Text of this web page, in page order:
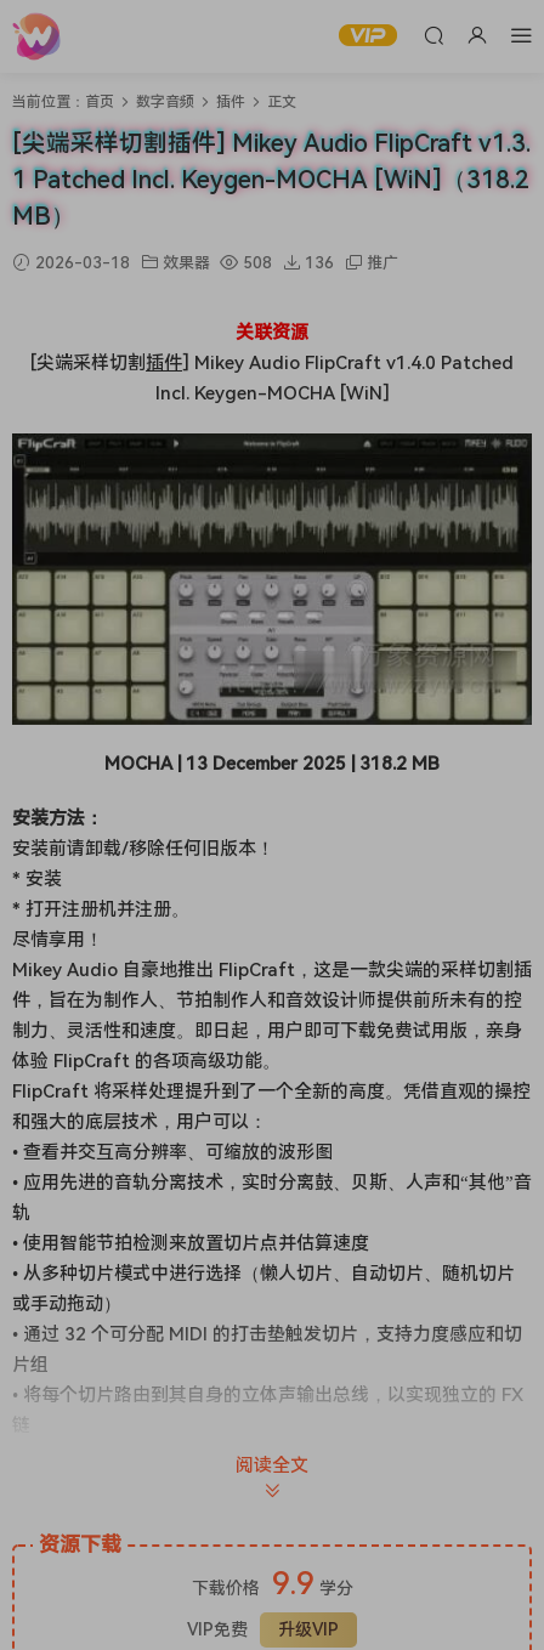
当前位置： 首页 数字音频 插件 正文
[尖端采样切割插件] Mikey Audio FlipCraft v1.3.
1 Patched Incl. Keygen-MOCHA [WiN]（318.2
MB）
2026-03-18 效果器 508 136 推广
关联资源
[尖端采样切割插件] Mikey Audio FlipCraft v1.4.0 Patched
Incl. Keygen-MOCHA [WiN]
MOCHA | 13 December 2025 | 318.2 MB
安装方法：
安装前请卸载/移除任何旧版本！
* 安装
* 打开注册机并注册。
尽情享用！
Mikey Audio 自豪地推出 FlipCraft，这是一款尖端的采样切割插
件，旨在为制作人、节拍制作人和音效设计师提供前所未有的控
制力、灵活性和速度。即日起，用户即可下载免费试用版，亲身
体验 FlipCraft 的各项高级功能。
FlipCraft 将采样处理提升到了一个全新的高度。凭借直观的操控
和强大的底层技术，用户可以：
• 查看并交互高分辨率、可缩放的波形图
• 应用先进的音轨分离技术，实时分离鼓、贝斯、人声和“其他”音
轨
• 使用智能节拍检测来放置切片点并估算速度
• 从多种切片模式中进行选择（懒人切片、自动切片、随机切片
或手动拖动）
• 通过 32 个可分配 MIDI 的打击垫触发切片，支持力度感应和切
片组
• 将每个切片路由到其自身的立体声输出总线，以实现独立的 FX
• 单独对每个切片进行时间伸缩和音高调整，并可选择保留共振
• 使用双卡座同时加载和混合两个音频文件
• 以及更多功能——所有这些都以清晰的矢量图形呈现，并可平
滑缩放至任意尺寸。
“FlipCraft 是我最初设想的最终成果：一款操作直观但功能强大
阅读全文
资源下载
下载价格 9.9 学分
VIP免费 升级VIP